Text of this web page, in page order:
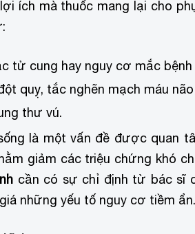
ích mà thuốc mang lại cho
tử cung hay nguy cơ mắc
quỵ, tắc nghẽn mạch máu
thư vú.
là một vấn đề được quan
giảm các triệu chứng khó
cần có sự chỉ định từ bác sĩ
những yếu tố nguy cơ tiềm ẩn.